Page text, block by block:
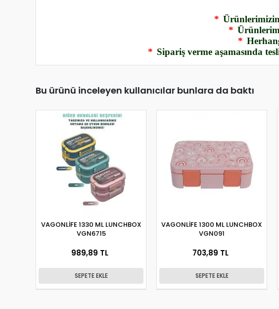
* Ürünlerimizin
*
*
* Sipariş verme aşamasında
Bu ürünü inceleyen kullanıcılar bunlara da baktı
VAGONLİFE 1330 ML LUNCHBOX
VGN6715
989,89 TL
SEPETE EKLE
VAGONLİFE 1300 ML LUNCHBOX
VGN091
703,89 TL
SEPETE EKLE